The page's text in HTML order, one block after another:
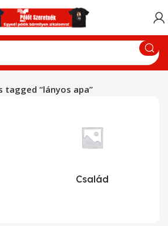
tagged “lányos apa”
Család